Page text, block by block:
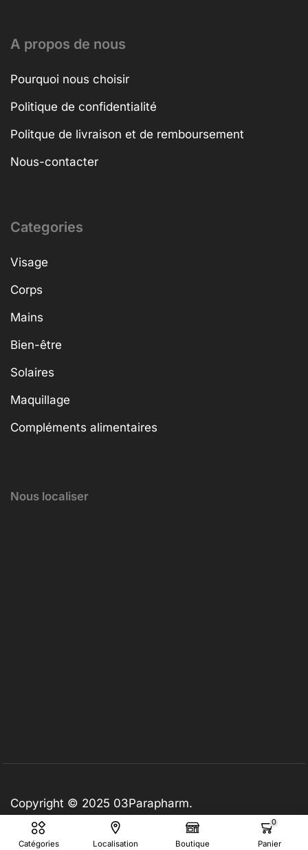
Catégories Localisation Boutique
0
Panier
A propos de nous
Pourquoi nous choisir
Politique de confidentialité
Politque de livraison et de remboursement
Nous-contacter
Categories
Visage
Corps
Mains
Bien-être
Solaires
Maquillage
Compléments alimentaires
Nous localiser
Copyright © 2025 03Parapharm.